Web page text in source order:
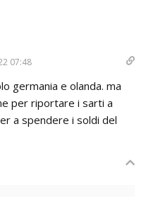
07:48
germania e olanda. ma
per riportare i sarti a
a spendere i soldi del